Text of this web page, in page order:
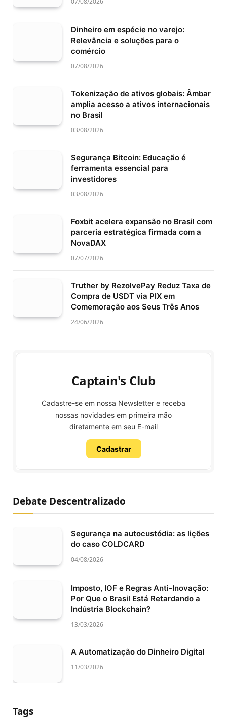
Dinheiro em espécie no varejo:
Relevância e soluções para o
comércio
07/08/2026
Tokenização de ativos globais: Âmbar
amplia acesso a ativos internacionais
no Brasil
03/08/2026
Segurança Bitcoin: Educação é
ferramenta essencial para
investidores
03/08/2026
Foxbit acelera expansão no Brasil com
parceria estratégica firmada com a
NovaDAX
07/07/2026
Truther by RezolvePay Reduz Taxa de
Compra de USDT via PIX em
Comemoração aos Seus Três Anos
24/06/2026
Captain's Club
Cadastre-se em nossa Newsletter e receba
nossas novidades em primeira mão
diretamente em seu E-mail
Cadastrar
Debate Descentralizado
Segurança na autocustódia: as lições
do caso COLDCARD
04/08/2026
Imposto, IOF e Regras Anti-Inovação:
Por Que o Brasil Está Retardando a
Indústria Blockchain?
13/03/2026
A Automatização do Dinheiro Digital
11/03/2026
Tags